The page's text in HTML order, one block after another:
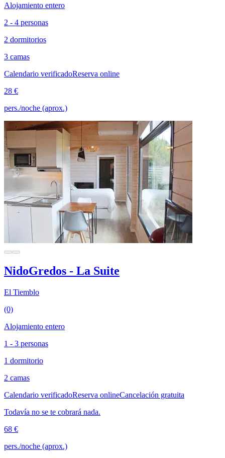
Alojamiento entero
2 - 4 personas
2 dormitorios
3 camas
Calendario verificadoReserva online
28 €
pers./noche (aprox.)
NidoGredos - La Suite
El Tiemblo
(0)
Alojamiento entero
1 - 3 personas
1 dormitorio
2 camas
Calendario verificadoReserva onlineCancelación gratuita
Todavía no se te cobrará nada.
68 €
pers./noche (aprox.)